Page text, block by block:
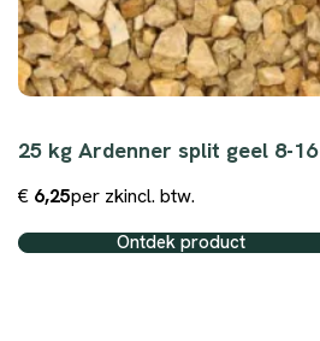
25 kg Ardenner split geel 8-
€ 6,25per zkincl. btw.
Ontdek product